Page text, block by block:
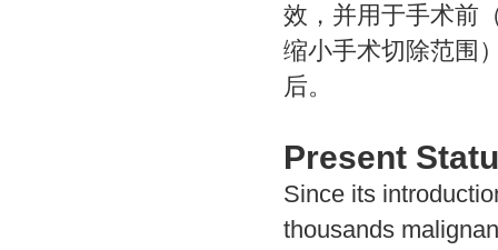
效，并用于手术前
缩小手术切除范围
后。
Present
Since its
thousands